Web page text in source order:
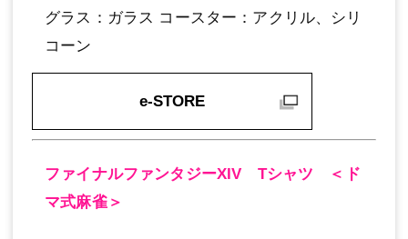
グラス：ガラス コースター：アクリル、シリ
コーン
e-STORE
ファイナルファンタジーXIV Tシャツ ＜ド
マ式麻雀＞